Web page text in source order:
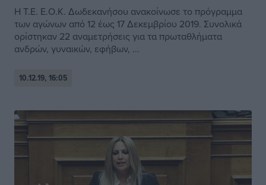
Η Τ.Ε. Ε.Ο.Κ. Δωδεκανήσου ανακοίνωσε το πρόγραμμα
των αγώνων από 12 έως 17 Δεκεμβρίου 2019. Συνολικά
ορίστηκαν 22 αναμετρήσεις για τα πρωταθλήματα
ανδρών, γυναικών, εφήβων, ...
10.12.19, 16:05